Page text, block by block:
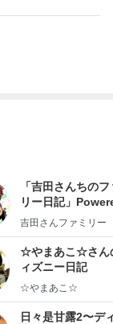
「吉田さんちの
リー日記」
y Ameba 吉田さ
ログ
吉田さんファミリー
☆やまあこ☆さん
ィズニー日記
☆やまあこ☆
日々是甘露2〜デ